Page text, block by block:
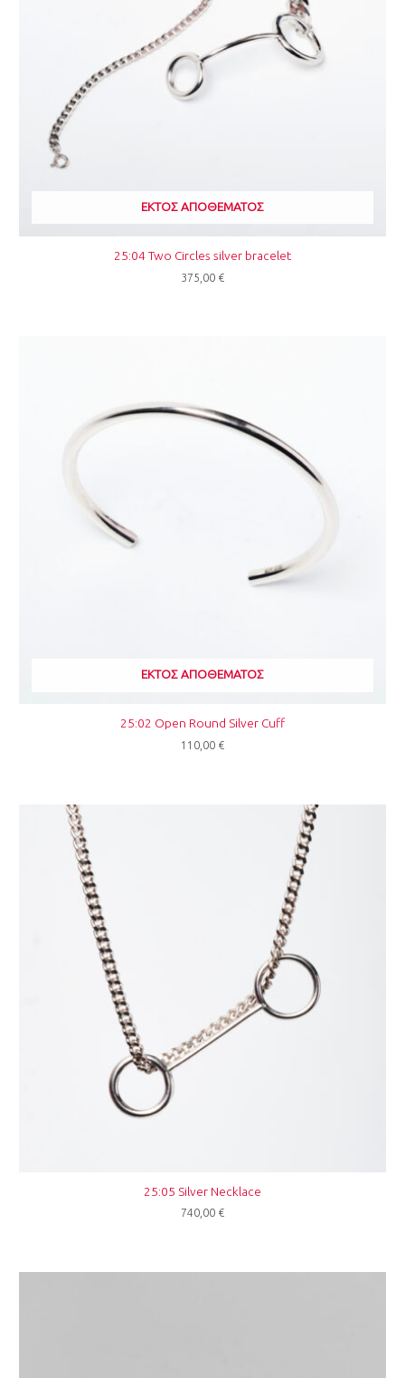
ΕΚΤΌΣ ΑΠΟΘΈΜΑΤΟΣ
25:04 Two Circles silver bracelet
375,00 €
ΕΚΤΌΣ ΑΠΟΘΈΜΑΤΟΣ
25:02 Open Round Silver Cuff
110,00 €
25:05 Silver Necklace
740,00 €